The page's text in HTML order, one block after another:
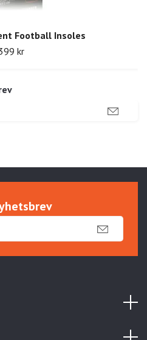
Football Insoles
kr